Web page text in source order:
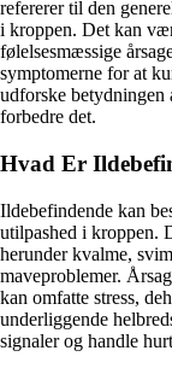
refererer til den
i kroppen. Det kan
følelsesmæssige
symptomerne for at
udforske
forbedre det.
Hvad Er
Ildebefindende kan
utilpashed i kroppen.
herunder kvalme,
maveproblemer.
kan omfatte stress,
underliggende
signaler og handle